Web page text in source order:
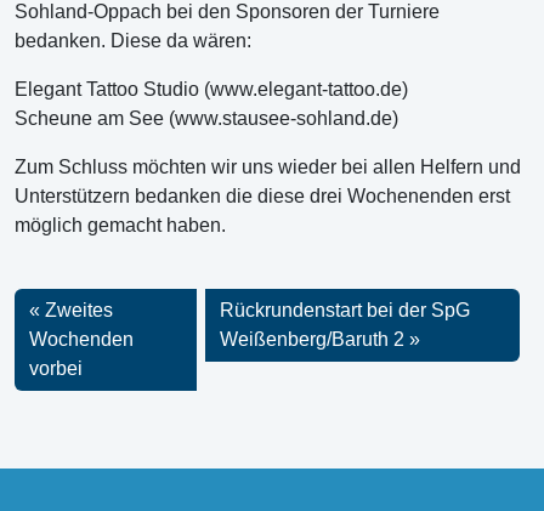
Sohland-Oppach bei den Sponsoren der Turniere
bedanken. Diese da wären:
Elegant Tattoo Studio (www.elegant-tattoo.de)
Scheune am See (www.stausee-sohland.de)
Zum Schluss möchten wir uns wieder bei allen Helfern und
Unterstützern bedanken die diese drei Wochenenden erst
möglich gemacht haben.
Zweites
Wochenden
vorbei
Rückrundenstart bei der SpG
Weißenberg/Baruth 2